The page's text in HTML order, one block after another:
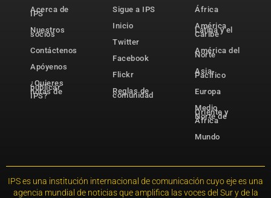
Acerca de
IPS
Nuestros
socios
Contáctenos
Apóyenos
¿Quieres
publicar
notas de
IPS?
Sigue a IPS
Inicio
Twitter
Facebook
Flickr
Reglas de
comunidad
África
América
Latina y el
Caribe
América del
Norte
Asia-
Pacífico
Europa
Medio
Oriente y
Norte de
África
Mundo
IPS es una institución internacional de comunicación cuyo eje es una
agencia mundial de noticias que amplifica las voces del Sur y de la